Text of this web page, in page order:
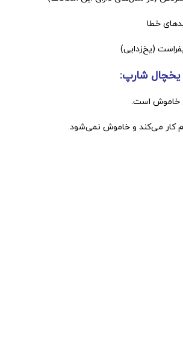
خطا
(یخ‌زدایی)
یخچال شارپ:
خاموش است.
کار می‌کند و خاموش نمی‌شود.